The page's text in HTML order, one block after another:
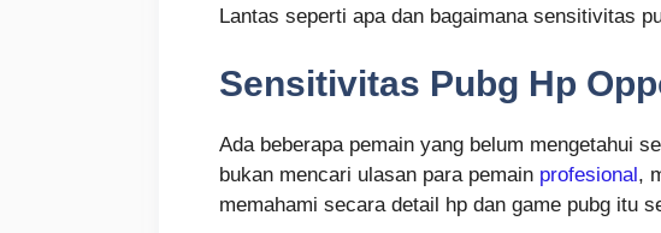
Lantas seperti apa dan bagaimana sensitivitas
Sensitivitas Pubg Hp
Ada beberapa pemain yang belum mengetahui
bukan mencari ulasan para pemain profesional,
memahami secara detail hp dan game pubg itu